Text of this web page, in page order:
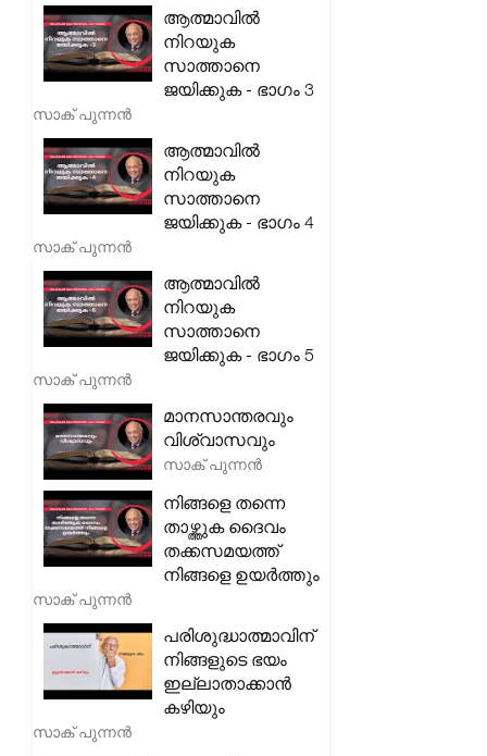
ആത്മാവിൽ
നിറയുക
സാത്താനെ
ജയിക്കുക - ഭാഗം 3
സാക് പുന്നൻ
ആത്മാവിൽ
നിറയുക
സാത്താനെ
ജയിക്കുക - ഭാഗം 4
സാക് പുന്നൻ
ആത്മാവിൽ
നിറയുക
സാത്താനെ
ജയിക്കുക - ഭാഗം 5
സാക് പുന്നൻ
മാനസാന്തരവും
വിശ്വാസവും
സാക് പുന്നൻ
നിങ്ങളെ തന്നെ
താഴ്ത്തുക ദൈവം
തക്കസമയത്ത്
നിങ്ങളെ ഉയർത്തും
സാക് പുന്നൻ
പരിശുദ്ധാത്മാവിന്
നിങ്ങളുടെ ഭയം
ഇല്ലാതാക്കാൻ
കഴിയും
സാക് പുന്നൻ